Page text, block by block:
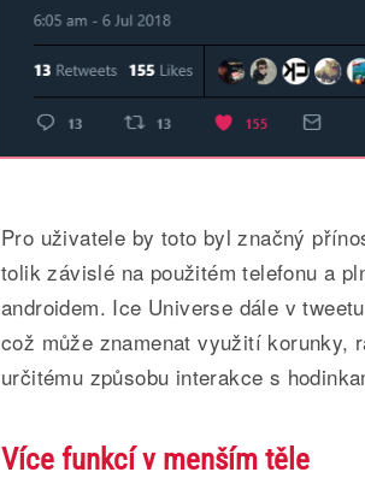
Pro uživatele by toto byl značný
tolik závislé na použitém telefonu a
androidem. Ice Universe dále v
což může znamenat využití korunky,
určitému způsobu interakce s
Více funkcí v menším těle